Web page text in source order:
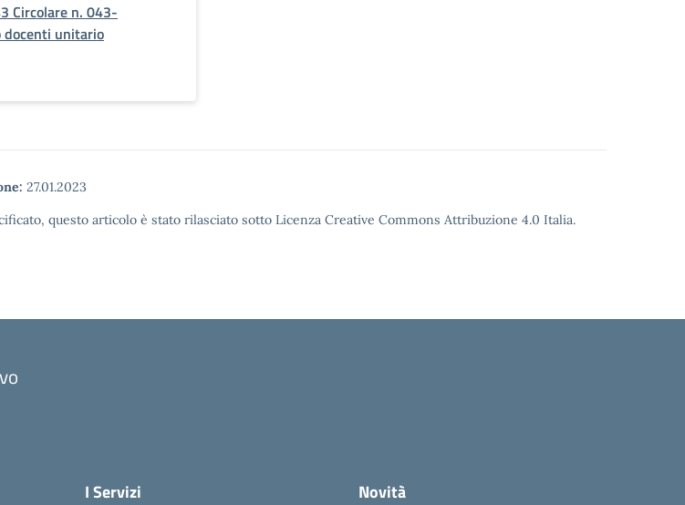
Circolare n. 043-
docenti unitario
27.01.2023
questo articolo è stato rilasciato sotto Licenza Creative Commons Attribuzione 4.0 Italia.
I Servizi Novità